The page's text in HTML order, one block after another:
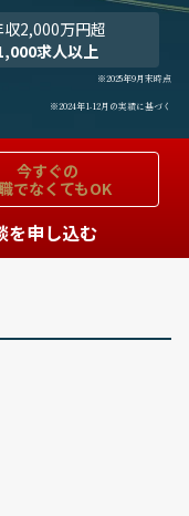
収2,000万円超
求人以上
※2025年9月末時点
※2024年1-12月の実績に基づく
今すぐの
でなくてもOK
を申し込む